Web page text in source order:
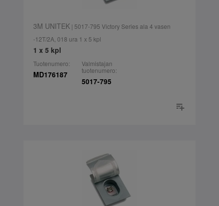
3M UNITEK| 5017-795 Victory Series ala 4 vasen
-12T/2A, 018 ura 1 x 5 kpl
1 x 5 kpl
Tuotenumero:
MD176187
Valmistajan
tuotenumero:
5017-795